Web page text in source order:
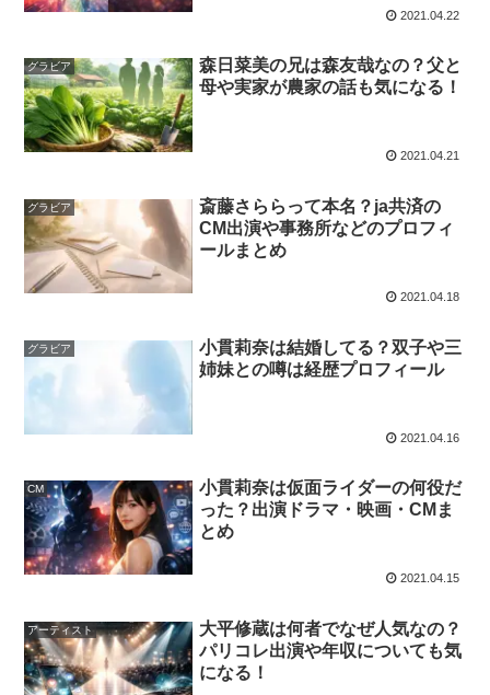
2021.04.22
グラビア
森日菜美の兄は森友哉なの？父と
母や実家が農家の話も気になる！
2021.04.21
グラビア
斎藤さららって本名？ja共済の
CM出演や事務所などのプロフィ
ールまとめ
2021.04.18
グラビア
小貫莉奈は結婚してる？双子や三
姉妹との噂は経歴プロフィール
2021.04.16
CM
小貫莉奈は仮面ライダーの何役だ
った？出演ドラマ・映画・CMま
とめ
2021.04.15
アーティスト
大平修蔵は何者でなぜ人気なの？
パリコレ出演や年収についても気
になる！